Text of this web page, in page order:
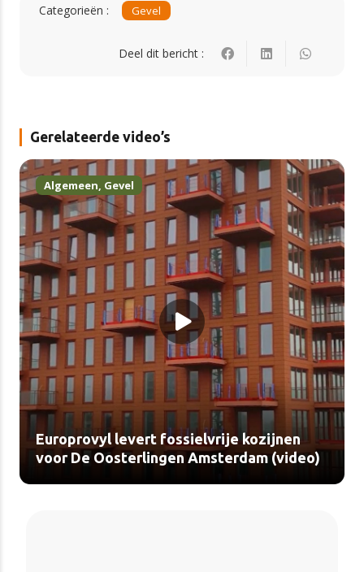
Categorieën : Gevel
Deel dit bericht :
Gerelateerde video’s
Algemeen, Gevel
Europrovyl levert fossielvrije kozijnen
voor De Oosterlingen Amsterdam (video)